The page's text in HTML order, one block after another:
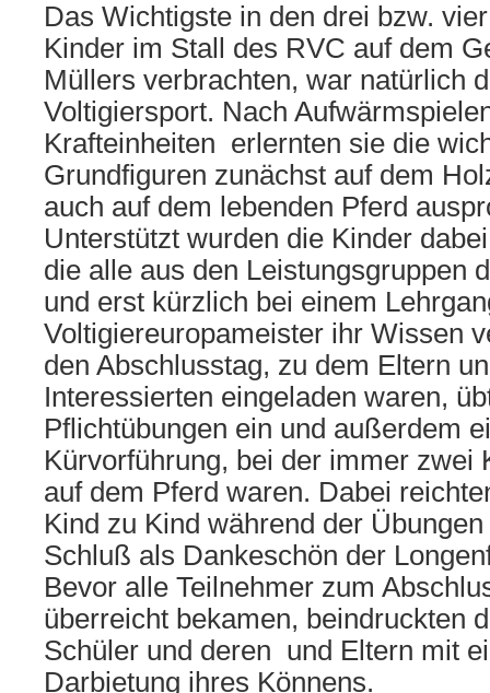
Das Wichtigste in den drei bzw.
Kinder im Stall des RVC auf dem
Müllers verbrachten, war natürlich
Voltigiersport. Nach
Krafteinheiten erlernten sie die
Grundfiguren zunächst auf dem
auch auf dem lebenden Pferd
Unterstützt wurden die Kinder
die alle aus den Leistungsgruppen
und erst kürzlich bei einem
Voltigiereuropameister ihr Wissen
den Abschlusstag, zu dem Eltern
Interessierten eingeladen waren,
Pflichtübungen ein und außerdem
Kürvorführung, bei der immer zwei
auf dem Pferd waren. Dabei
Kind zu Kind während der
Schluß als Dankeschön der
Bevor alle Teilnehmer zum
überreicht bekamen, beindruckten
Schüler und deren und Eltern mit
Darbietung ihres Könnens.